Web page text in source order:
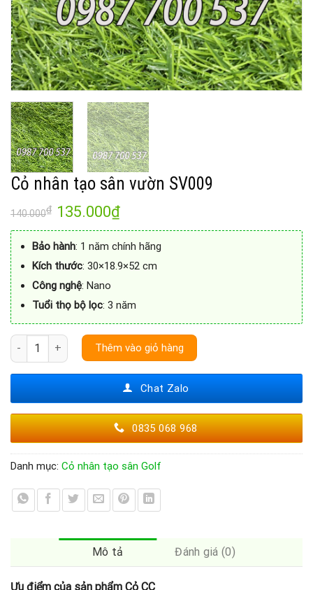
Cỏ nhân tạo sân vườn SV009
140.000₫ 135.000₫
Bảo hành: 1 năm chính hãng
Kích thước: 30×18.9×52 cm
Công nghệ: Nano
Tuổi thọ bộ lọc: 3 năm
Cỏ nhân tạo sân vườn SV009 số lượng
Thêm vào giỏ hàng
Chat Zalo
0835 068 968
Danh mục: Cỏ nhân tạo sân Golf
Mô tả Đánh giá (0)
Ưu điểm của sản phẩm Cỏ CC